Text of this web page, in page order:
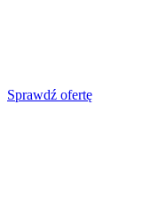
Sprawdź ofertę